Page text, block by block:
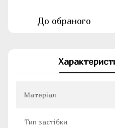
До обраного
Матеріал
Тип застібки